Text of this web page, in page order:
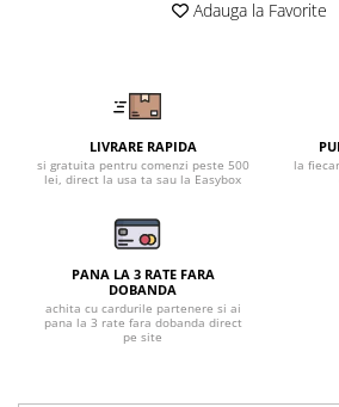
Sorturi impermeabile
Pantaloni de lucru in talie
Pentru sudura
Pantaloni de protectie
Sorturi
Adauga la Favorite
LIVRARE RAPIDA
si gratuita pentru comenzi peste 500
lei, direct la usa ta sau la Easybox
la
PANA LA 3 RATE FARA
DOBANDA
achita cu cardurile partenere si ai
pana la 3 rate fara dobanda direct
pe site